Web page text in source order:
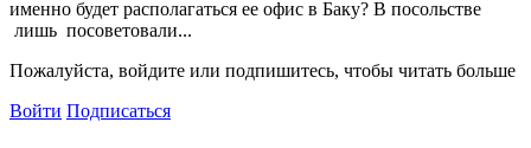
именно будет располагаться ее офис в Баку? В посольстве
лишь посоветовали...
Пожалуйста, войдите или подпишитесь, чтобы читать больше
Войти Подписаться